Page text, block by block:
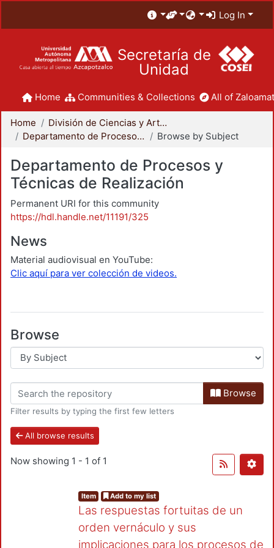
Log In
Secretaría de
Unidad
Home Communities & Collections All of
Home
División de Ciencias y Artes para el Diseño
Departamento de Procesos y Técnicas de Realización
Browse by Subject
Departamento de Procesos y
Técnicas de Realización
Permanent URI for this community
https://hdl.handle.net/11191/325
News
Material audiovisual en YouTube:
Clic aquí para ver colección de videos.
Browse
Browse
Filter results by typing the first few letters
All browse results
Now showing 1 - 1 of 1
Item Add to my list
Las respuestas fortuitas de un
orden vernáculo y sus
implicaciones para los procesos de